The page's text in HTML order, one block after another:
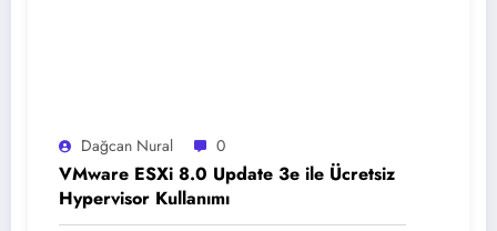
Dağcan Nural 0
VMware ESXi 8.0 Update 3e ile Ücretsiz
Hypervisor Kullanımı